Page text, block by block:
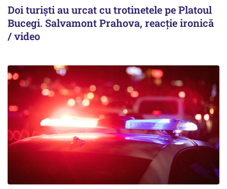
Doi turiști au urcat cu trotinetele pe Platoul
Bucegi. Salvamont Prahova, reacție ironică
/ video